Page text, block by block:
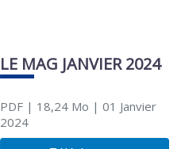
LE MAG JANVIER 2024
PDF| 18,24 Mo | 01 Janvier
2024